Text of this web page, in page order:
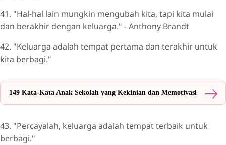
41. "Hal-hal lain mungkin mengubah kita, tapi kita mulai
dan berakhir dengan keluarga." - Anthony Brandt
42. "Keluarga adalah tempat pertama dan terakhir untuk
kita berbagi."
149 Kata-Kata Anak Sekolah yang Kekinian dan Memotivasi
43. "Percayalah, keluarga adalah tempat terbaik untuk
berbagi."